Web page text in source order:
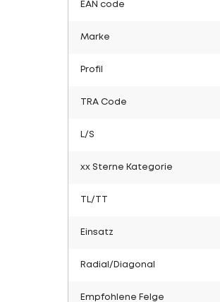
EAN code
Marke
Profil
TRA Code
L/S
xx Sterne Kategorie
TL/TT
Einsatz
Radial/Diagonal
Empfohlene Felge